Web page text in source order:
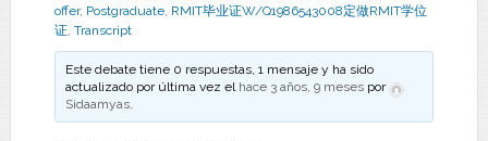
offer, Postgraduate, RMIT毕业证W/Q1986543008定做RMIT学位
证, Transcript
Este debate tiene 0 respuestas, 1 mensaje y ha sido
actualizado por última vez el hace 3 años, 9 meses por
Sidaamyas.